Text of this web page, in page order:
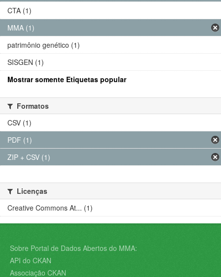
CTA (1)
MMA (1)
patrimônio genético (1)
SISGEN (1)
Mostrar somente Etiquetas popular
Formatos
CSV (1)
PDF (1)
ZIP + CSV (1)
Licenças
Creative Commons At... (1)
Sobre Portal de Dados Abertos do MMA:
API do CKAN
Associação CKAN